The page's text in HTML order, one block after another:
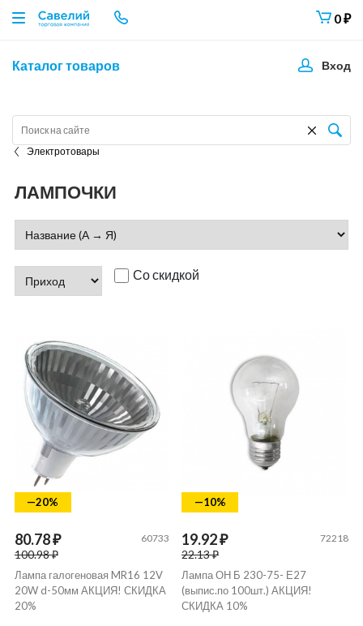
0₽
Каталог товаров Вход
Электротовары
ЛАМПОЧКИ
Со скидкой
—20%
80.78 ₽
100.98 ₽
60733
Лампа галогеновая MR16 12V
20W d-50мм АКЦИЯ! СКИДКА
20%
—10%
19.92 ₽
22.13 ₽
72218
Лампа ОН Б 230-75- Е27
(выпис.по 100шт.) АКЦИЯ!
СКИДКА 10%